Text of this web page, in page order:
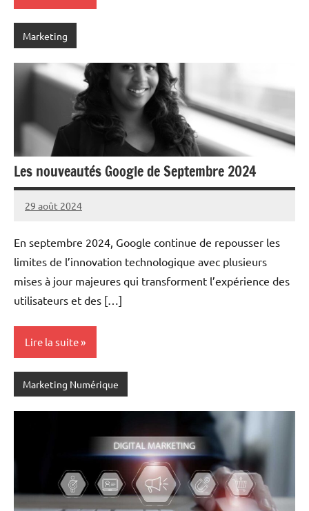
Marketing
Les nouveautés Google de Septembre 2024
29 août 2024
Marc
En septembre 2024, Google continue de repousser les
limites de l’innovation technologique avec plusieurs
mises à jour majeures qui transforment l’expérience des
utilisateurs et des […]
Lire la suite
Marketing Numérique